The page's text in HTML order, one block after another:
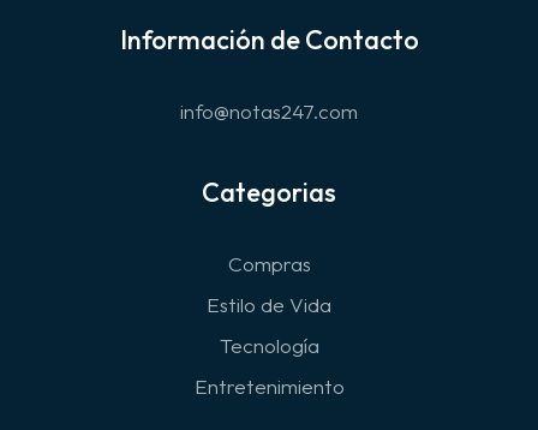
Información de Contacto
info@notas247.com
Categorias
Compras
Estilo de Vida
Tecnología
Entretenimiento